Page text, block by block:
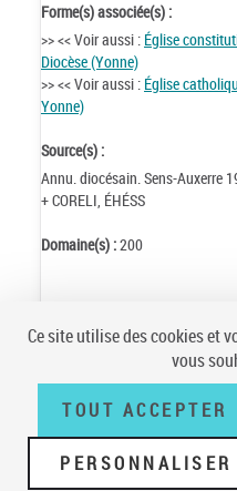
Forme(s) associée(s) :
>> << Voir aussi : Église
Diocèse (Yonne)
>> << Voir aussi : Église
Yonne)
Source(s) :
Annu. diocésain. Sens-Auxerre
+ CORELI, ÉHÉSS
Domaine(s) :200
Notice n° :FRBNF12750761
Mise
Conditions générales d'utilisation |
Ce site utilise des cookies et
vous
TOUT ACCEPTER
PERSONNALISER